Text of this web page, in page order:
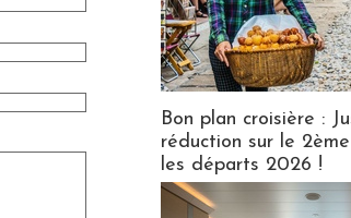
Bon plan croisière :
réduction sur le
les départs 2026 !